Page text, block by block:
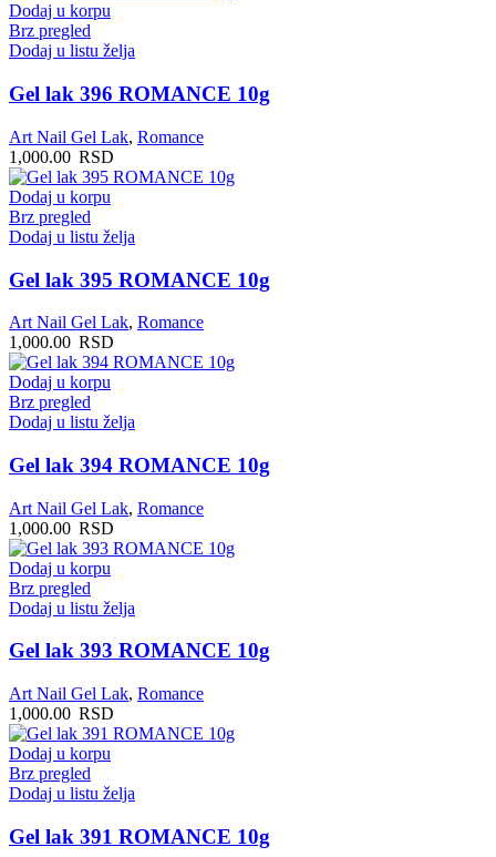
Dodaj u korpu
Brz pregled
Dodaj u listu želja
Gel lak 396 ROMANCE 10g
Art Nail Gel Lak, Romance
1,000.00 RSD
Dodaj u korpu
Brz pregled
Dodaj u listu želja
Gel lak 395 ROMANCE 10g
Art Nail Gel Lak, Romance
1,000.00 RSD
Dodaj u korpu
Brz pregled
Dodaj u listu želja
Gel lak 394 ROMANCE 10g
Art Nail Gel Lak, Romance
1,000.00 RSD
Dodaj u korpu
Brz pregled
Dodaj u listu želja
Gel lak 393 ROMANCE 10g
Art Nail Gel Lak, Romance
1,000.00 RSD
Dodaj u korpu
Brz pregled
Dodaj u listu želja
Gel lak 391 ROMANCE 10g